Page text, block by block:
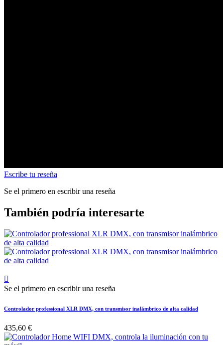
Escribe tu reseña
Se el primero en escribir una reseña
También podría interesarte

Se el primero en escribir una reseña
Controlador professional XLR DMX, con transmisor inalámbrico de alta calidad
435,60 €